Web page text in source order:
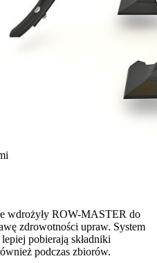
wdrożyły ROW-MASTER do
zdrowotności upraw. System
pobierają składniki
podczas zbiorów.